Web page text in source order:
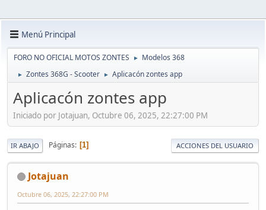
Menú Principal
FORO NO OFICIAL MOTOS ZONTES ► Modelos 368
► Zontes 368G - Scooter ► Aplicacón zontes app
Aplicacón zontes app
Iniciado por Jotajuan, Octubre 06, 2025, 22:27:00 PM
IR ABAJO Páginas 1 ACCIONES DEL USUARIO
Jotajuan
Octubre 06, 2025, 22:27:00 PM